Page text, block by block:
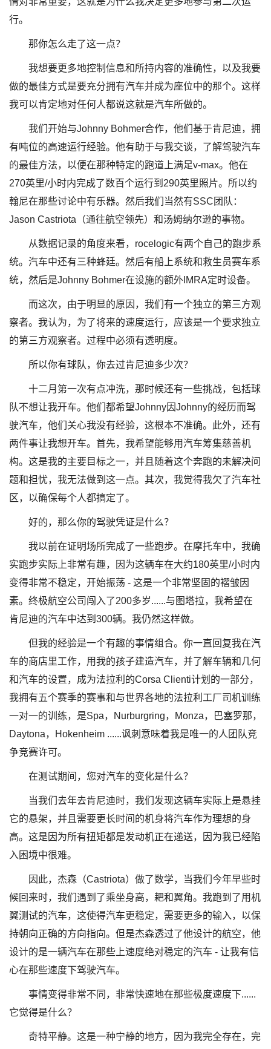
行。
那你怎么走了这一点？
我想要更多地控制信息和所持内容的准确性，以及我要
做的最佳方式是要充分拥有汽车并成为座位中的那个。这样
我可以肯定地对任何人都说这就是汽车所做的。
我们开始与Johnny Bohmer合作，他们基于肯尼迪，拥
有吨位的高速运行经验。他有助于与我交谈，了解驾驶汽车
的最佳方法，以便在那种特定的跑道上满足v-max。他在
270英里/小时内完成了数百个运行到290英里照片。所以约
翰尼在那些讨论中有乐器。然后我们当然有SSC团队：
Jason Castriota（通往航空领先）和汤姆纳尔逊的事物。
从数据记录的角度来看，rocelogic有两个自己的跑步系
统。汽车中还有三种蜂廷。然后有船上系统和救生员赛车系
统，然后是Johnny Bohmer在设施的额外IMRA定时设备。
而这次，由于明显的原因，我们有一个独立的第三方观
察者。我认为，为了将来的速度运行，应该是一个要求独立
的第三方观察者。过程中必须有透明度。
所以你有球队，你去过肯尼迪多少次？
十二月第一次有点冲洗，那时候还有一些挑战，包括球
队不想让我开车。他们都希望Johnny因Johnny的经历而驾
驶汽车，他们关心我没有经验，这根本不准确。此外，还有
两件事让我想开车。首先，我希望能够用汽车筹集慈善机
构。这是我的主要目标之一，并且随着这个奔跑的未解决问
题和担忧，我无法做到这一点。其次，我觉得我欠了汽车社
区，以确保每个人都搞定了。
好的，那么你的驾驶凭证是什么？
我以前在证明场所完成了一些跑步。在摩托车中，我确
实跑步实际上非常有趣，因为这辆车在大约180英里/小时内
变得非常不稳定，开始振荡 - 这是一个非常坚固的褶皱因
素。终极航空公司闯入了200多岁......与图塔拉，我希望在
肯尼迪的汽车中达到300辆。我仍然这样做。
但我的经验是一个有趣的事情组合。你一直回复我在汽
车的商店里工作，用我的孩子建造汽车，并了解车辆和几何
和汽车的设置，成为法拉利的Corsa Clienti计划的一部分，
我拥有五个赛季的赛事和与世界各地的法拉利工厂司机训练
一对一的训练，是Spa，Nurburgring，Monza，巴塞罗那，
Daytona，Hokenheim ......讽刺意味着我是唯一的人团队竞
争竞赛许可。
在测试期间，您对汽车的变化是什么？
当我们去年去肯尼迪时，我们发现这辆车实际上是悬挂
它的悬架，并且需要更长时间的机身将汽车作为理想的身
高。这是因为所有扭矩都是发动机正在递送，因为我已经陷
入困境中很难。
因此，杰森（Castriota）做了数学，当我们今年早些时
候回来时，我们遇到了乘坐身高，耙和翼角。我跑到了用机
翼测试的汽车，这使得汽车更稳定，需要更多的输入，以保
持朝向正确的方向指向。但是杰森透过了他设计的航空，他
设计的是一辆汽车在那些上速度绝对稳定的汽车 - 让我有信
心在那些速度下驾驶汽车。
事情变得非常不同，非常快速地在那些极度速度下......
它觉得是什么？
奇特平静。这是一种宁静的地方，因为我完全存在，完